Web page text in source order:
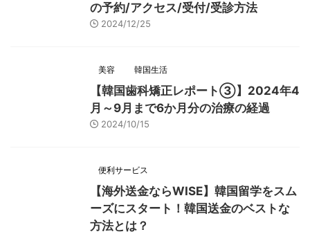
の予約/アクセス/受付/受診方法
2024/12/25
美容 韓国生活
【韓国歯科矯正レポート➂】2024年4
月～9月まで6か月分の治療の経過
2024/10/15
便利サービス
【海外送金ならWISE】韓国留学をスム
ーズにスタート！韓国送金のベストな
方法とは？